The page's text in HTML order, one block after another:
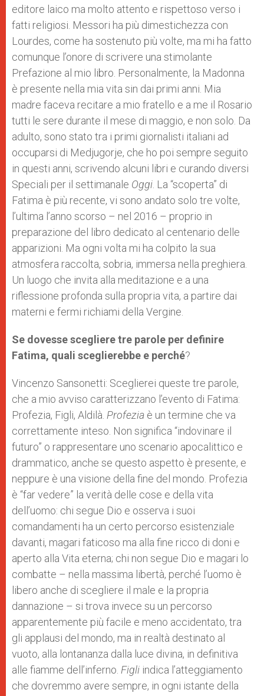
editore laico ma molto attento e rispettoso verso i
fatti religiosi. Messori ha più dimestichezza con
Lourdes, come ha sostenuto più volte, ma mi ha fatto
comunque l’onore di scrivere una stimolante
Prefazione al mio libro. Personalmente, la Madonna
è presente nella mia vita sin dai primi anni. Mia
madre faceva recitare a mio fratello e a me il Rosario
tutti le sere durante il mese di maggio, e non solo. Da
adulto, sono stato tra i primi giornalisti italiani ad
occuparsi di Medjugorje, che ho poi sempre seguito
in questi anni, scrivendo alcuni libri e curando diversi
Speciali per il settimanale Oggi . La “scoperta” di
Fatima è più recente, vi sono andato solo tre volte,
l’ultima l’anno scorso – nel 2016 – proprio in
preparazione del libro dedicato al centenario delle
apparizioni. Ma ogni volta mi ha colpito la sua
atmosfera raccolta, sobria, immersa nella preghiera.
Un luogo che invita alla meditazione e a una
riflessione profonda sulla propria vita, a partire dai
materni e fermi richiami della Vergine.
Se dovesse scegliere tre parole per definire
Fatima, quali sceglierebbe e perché?
Vincenzo Sansonetti: Sceglierei queste tre parole,
che a mio avviso caratterizzano l’evento di Fatima:
Profezia, Figli, Aldilà. Profezia è un termine che va
correttamente inteso. Non significa “indovinare il
futuro” o rappresentare uno scenario apocalittico e
drammatico, anche se questo aspetto è presente, e
neppure è una visione della fine del mondo. Profezia
è “far vedere” la verità delle cose e della vita
dell’uomo: chi segue Dio e osserva i suoi
comandamenti ha un certo percorso esistenziale
davanti, magari faticoso ma alla fine ricco di doni e
aperto alla Vita eterna; chi non segue Dio e magari lo
combatte – nella massima libertà, perché l’uomo è
libero anche di scegliere il male e la propria
dannazione – si trova invece su un percorso
apparentemente più facile e meno accidentato, tra
gli applausi del mondo, ma in realtà destinato al
vuoto, alla lontananza dalla luce divina, in definitiva
alle fiamme dell’inferno. Figli indica l’atteggiamento
che dovremmo avere sempre, in ogni istante della